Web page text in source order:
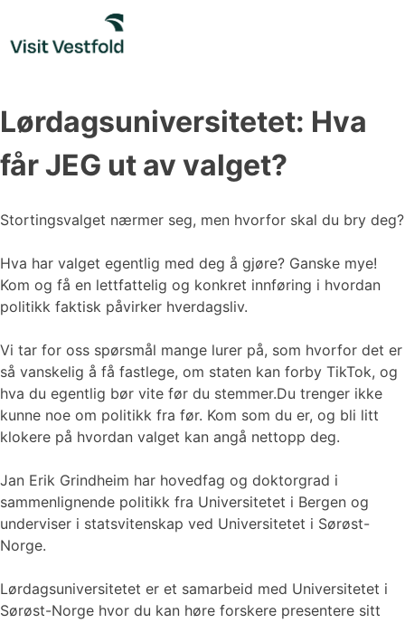
content
Lørdagsuniversitetet: Hva
får JEG ut av valget?
Stortingsvalget nærmer seg, men hvorfor skal du bry deg?
Hva har valget egentlig med deg å gjøre? Ganske mye!
Kom og få en lettfattelig og konkret innføring i hvordan
politikk faktisk påvirker hverdagsliv.
Vi tar for oss spørsmål mange lurer på, som hvorfor det er
så vanskelig å få fastlege, om staten kan forby TikTok, og
hva du egentlig bør vite før du stemmer.Du trenger ikke
kunne noe om politikk fra før. Kom som du er, og bli litt
klokere på hvordan valget kan angå nettopp deg.
Jan Erik Grindheim har hovedfag og doktorgrad i
sammenlignende politikk fra Universitetet i Bergen og
underviser i statsvitenskap ved Universitetet i Sørøst-
Norge.
Lørdagsuniversitetet er et samarbeid med Universitetet i
Sørøst-Norge hvor du kan høre forskere presentere sitt